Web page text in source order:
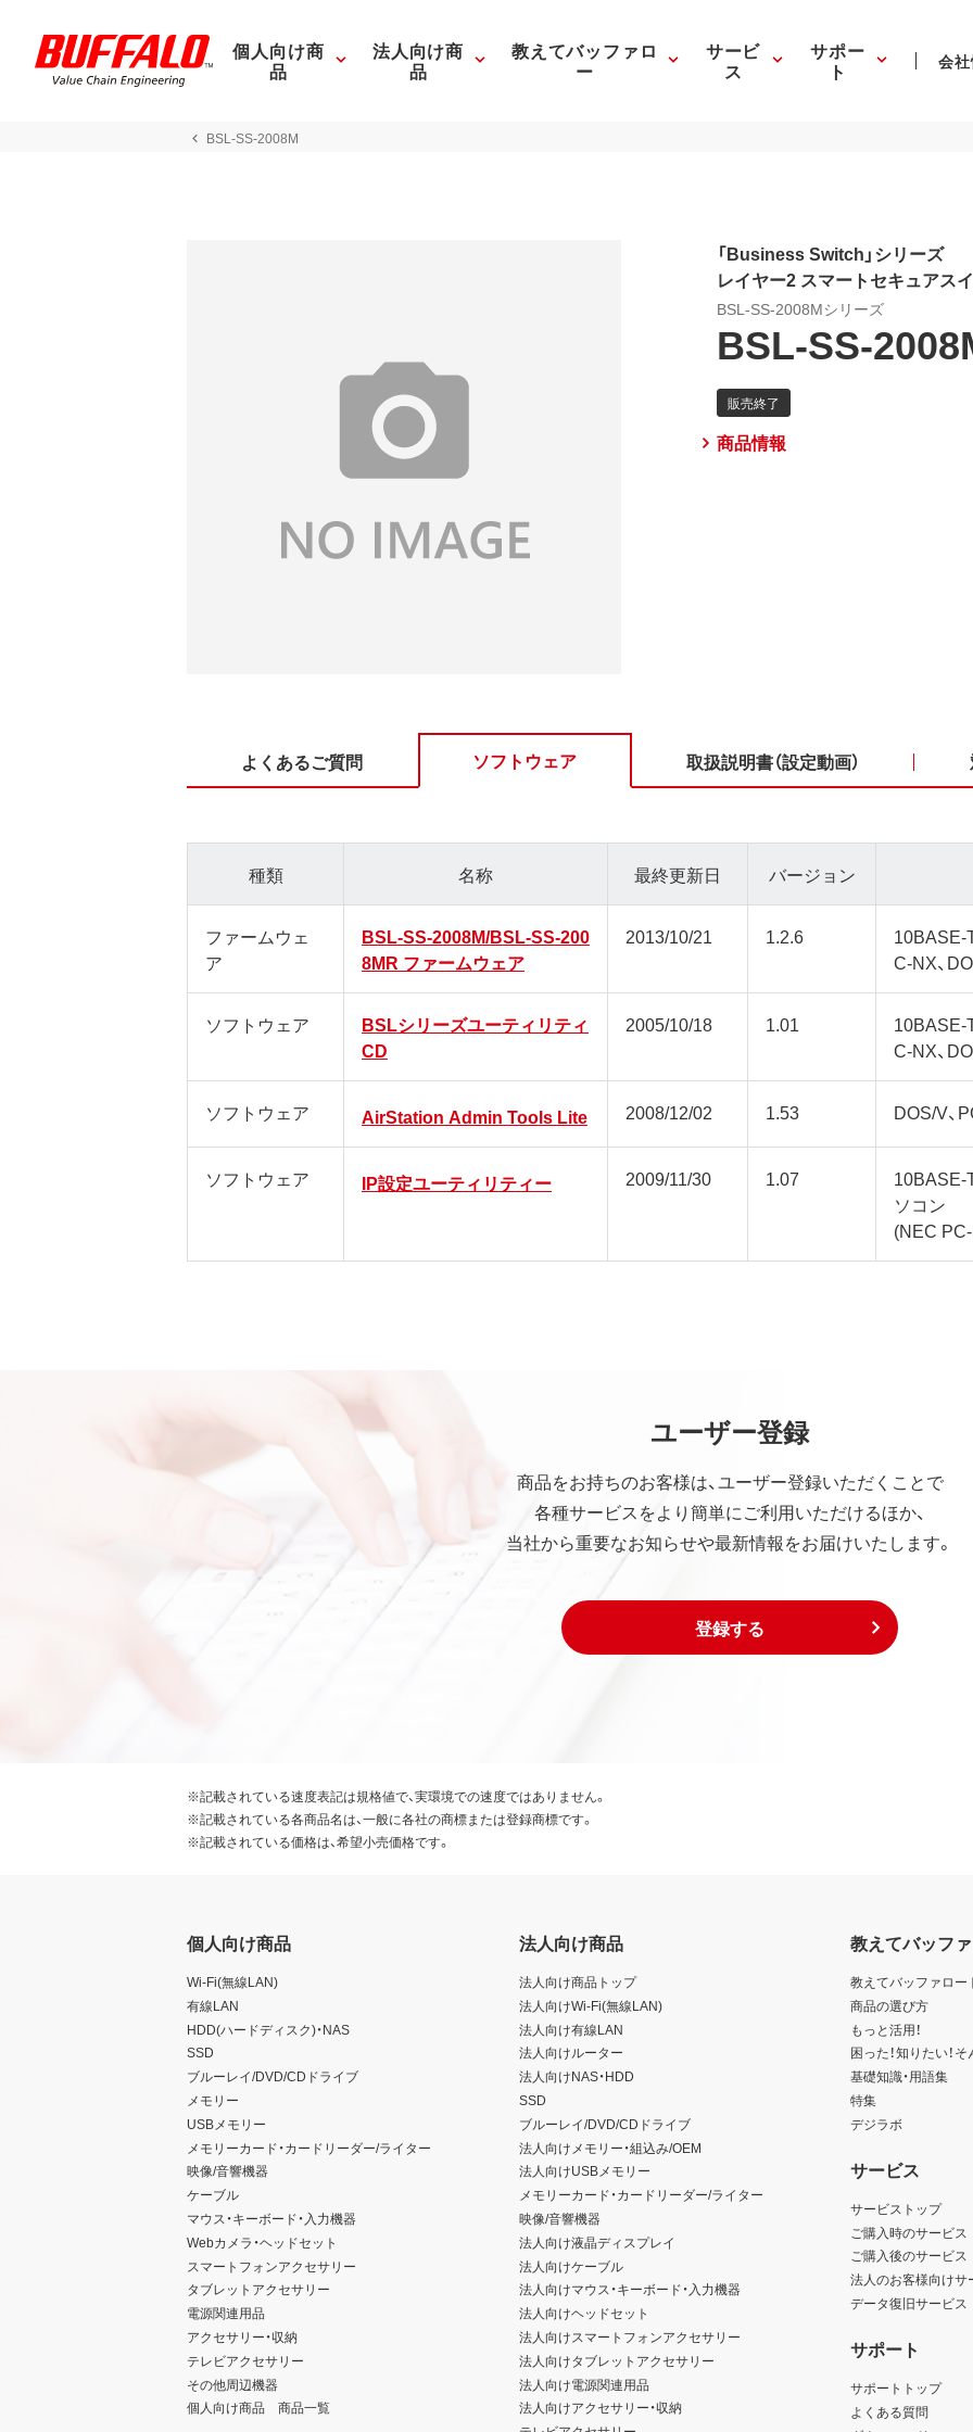
個人向け商
品
法人向け商
品
教えてバッファロ
ー
サービ
ス
サポー
ト 会
BSL-SS-2008M
「Business Switch」シリーズ
レイヤー2 スマートセキュア
BSL-SS-2008Mシリーズ
BSL-SS-
商品情報
よくあるご質問 ソフトウェア 取扱説明書（設定動画）
種類 名称 最終更新日 バージョン
ファームウェ
ア
BSL-SS-2008M/BSL-SS-200
8MR ファームウェア
2013/10/21 1.2.6
10BASE-
C-NX、
ソフトウェア
BSLシリーズユーティリティ
CD
2005/10/18 1.01
10BASE-
C-NX、
ソフトウェア AirStation Admin Tools Lite 2008/12/02 1.53 DOS/V、
ソフトウェア IP設定ユーティリティー 2009/11/30 1.07
10BASE-
ソコン
(NEC
ユーザー登録
商品をお持ちのお客様は、ユーザー登録いただくことで
各種サービスをより簡単にご利用いただけるほか、
当社から重要なお知らせや最新情報をお届けいたします。
登録する
※記載されている速度表記は規格値で、実環境での速度ではありません。
※記載されている各商品名は、一般に各社の商標または登録商標です。
※記載されている価格は、希望小売価格です。
個人向け商品
Wi-Fi(無線LAN)
有線LAN
HDD(ハードディスク)・NAS
SSD
ブルーレイ/DVD/CDドライブ
メモリー
USBメモリー
メモリーカード・カードリーダー/ライター
映像/音響機器
ケーブル
マウス・キーボード・入力機器
Webカメラ・ヘッドセット
スマートフォンアクセサリー
タブレットアクセサリー
電源関連用品
アクセサリー・収納
テレビアクセサリー
その他周辺機器
個人向け商品 商品一覧
法人向け商品
法人向け商品トップ
法人向けWi-Fi(無線LAN)
法人向け有線LAN
法人向けルーター
法人向けNAS・HDD
SSD
ブルーレイ/DVD/CDドライブ
法人向けメモリー・組込み/OEM
法人向けUSBメモリー
メモリーカード・カードリーダー/ライター
映像/音響機器
法人向け液晶ディスプレイ
法人向けケーブル
法人向けマウス・キーボード・入力機器
法人向けヘッドセット
法人向けスマートフォンアクセサリー
法人向けタブレットアクセサリー
法人向け電源関連用品
法人向けアクセサリー・収納
教えてバッフ
教えてバッファロー
商品の選び方
もっと活用！
困った！知りたい！
基礎知識・用語集
特集
デジラボ
サービス
サービストップ
ご購入時のサービス
ご購入後のサービス
法人のお客様向けサ
データ復旧サービス
サポート
サポートトップ
よくある質問